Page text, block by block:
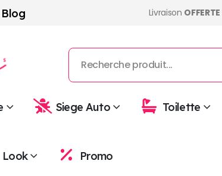
Blog Livraison OFFERTE
Siege Auto Toilette
Look Promo